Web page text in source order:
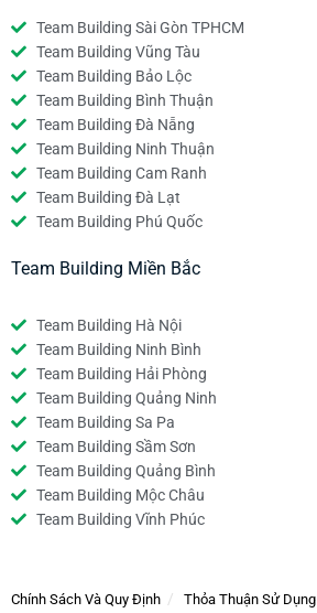
Team Building Sài Gòn TPHCM
Team Building Vũng Tàu
Team Building Bảo Lộc
Team Building Bình Thuận
Team Building Đà Nẵng
Team Building Ninh Thuận
Team Building Cam Ranh
Team Building Đà Lạt
Team Building Phú Quốc
Team Building Miền Bắc
Team Building Hà Nội
Team Building Ninh Bình
Team Building Hải Phòng
Team Building Quảng Ninh
Team Building Sa Pa
Team Building Sầm Sơn
Team Building Quảng Bình
Team Building Mộc Châu
Team Building Vĩnh Phúc
Chính Sách Và Quy Định Thỏa Thuận Sử Dụng